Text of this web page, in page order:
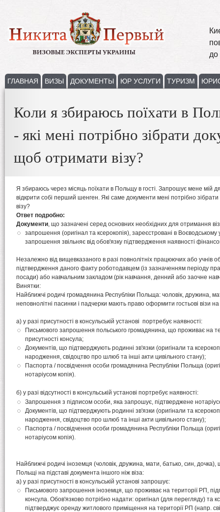
до
ГЛАВНАЯ ВИЗЫ ДОКУМЕНТЫ ЮР УСЛУГИ ТУРИЗМ
Коли я збираюсь поїхати в
- які мені потрібно зібрати
щоб отримати візу?
Я збираюсь через місяць поїхати в Польщу в гості. Запрошує мене мій
відкрити собі перший шенген. Які саме документи мені потрібно
візу?
Ответ подробно:
Документи, що зазначені серед основних необхідних для отримання
запрошення (оригінал та ксерокопія), зареєстровані в Воєводському
запрошення звільняє від обов'язку підтвердження наявності
Незалежно від вищевказаного в разі повнолітніх працюючих або учнів
підтвердження даного факту роботодавцем (із зазначенням періоду
посади) або навчальним закладом (рік навчання, денний або заочне
Винятки:
Найближчі родичі громадянина Республіки Польща: чоловік, дружина,
неповнолітні пасинки і падчерки мають право оформити гостьові візи на
а) у разі присутності в консульській установі портребує наявності:
Письмового запрошення польського громадянина, що проживає на
присутності консула;
Документів, що підтверджують родинні зв'язки (оригінали та
народження, свідоцтво про шлюб та інші акти цивільного стану);
Паспорта / посвідчення особи громадянина Республіки Польща
нотаріусом копія).
б) у разі відсутності в консульській установі портребує наявності:
Запрошення з підписом особи, яка запрошує, підтверджене
Документів, що підтверджують родинні зв'язки (оригінали та
народження, свідоцтво про шлюб та інші акти цивільного стану);
Паспорта / посвідчення особи громадянина Республіки Польща
нотаріусом копія).
Найближчі родичі іноземця (чоловік, дружина, мати, батько, син, дочка),
Польщі на підставі документа іншого ніж віза:
а) у разі присутності в консульській установі запрошує:
Письмового запрошення іноземця, що проживає на території РП,
консула. Обов'язково потрібно надати: оригінал (для перегляду) та
підтверджує оренду житлового приміщення на території РП (напр.